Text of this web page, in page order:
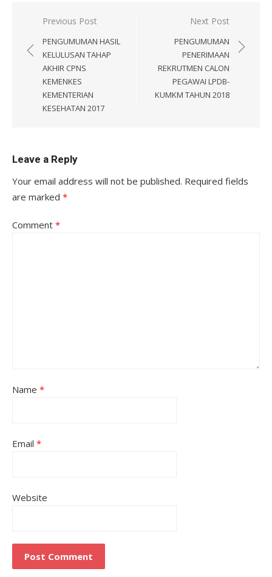
Post
navigation
Previous Post
PENGUMUMAN HASIL
KELULUSAN TAHAP
AKHIR CPNS
KEMENKES
KEMENTERIAN
KESEHATAN 2017
Next Post
PENGUMUMAN
PENERIMAAN
REKRUTMEN CALON
PEGAWAI LPDB-
KUMKM TAHUN 2018
Leave a Reply
Your email address will not be published. Required fields
are marked *
Comment *
Name *
Email *
Website